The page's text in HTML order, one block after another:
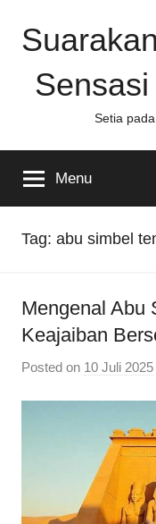
Setia
Menu
Tag: abu simbel
Mengenal Abu
Keajaiban
Posted on 10 Juli 2025